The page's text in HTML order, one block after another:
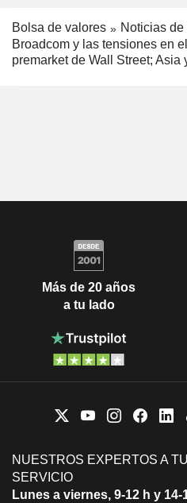
Bolsa de valores
Noticias
Broadcom y las tensiones en
premarket de Wall Street; Asia
Más de 20 años
a tu lado
NUESTROS EXPERTOS A TU
SERVICIO
Lunes a viernes, 9-12 h y 14-